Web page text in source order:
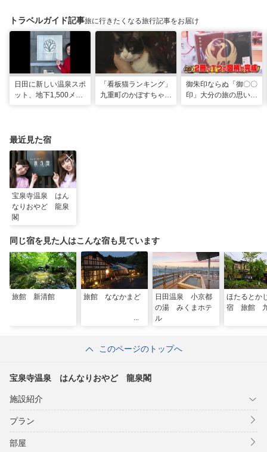
トラベルガイド記事旅に行きたくなる旅行記事をお届け
日田に新しい温泉スポ
ット、地下1,500メー
「看板猫ランキング」
九重町のかぼすちゃ
御朱印ならぬ「御〇〇
印」大分の旅の思い出
最近見た宿
宝泉寺温泉 はん
なりおやど 龍泉
閣
同じ宿を見た人はこんな宿も見ています
旅館 新清館 旅館 ななかまど
日田温泉 小京都
の湯 みくまホテ
ル
ほたるとか
宿 旅館
このページのトップへ
宝泉寺温泉 はんなりおやど 龍泉閣
施設紹介
プラン
部屋